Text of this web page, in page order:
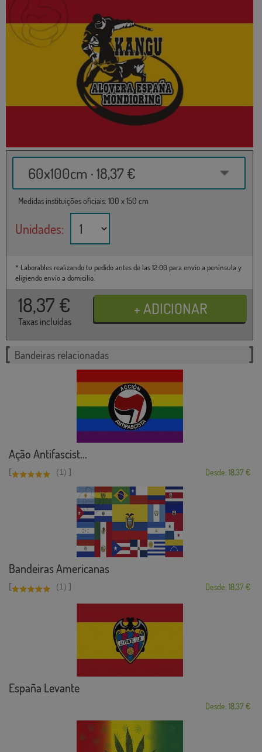
60x100cm · 18,37 €
Medidas instituições oficiais: 100 x 150 cm
Unidades:
* Laborables realizando tu pedido antes de las 12:00 para envío a península y
eligiendo envío a domicilio.
18,37 €
Taxas incluídas
Bandeiras relacionadas
Ação Antifascist...
[ (1) ] Desde: 18,37 €
Bandeiras Americanas
[ (1) ] Desde: 18,37 €
España Levante
Desde: 18,37 €